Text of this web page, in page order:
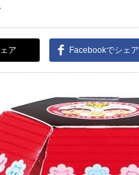
ア Facebookでシェア